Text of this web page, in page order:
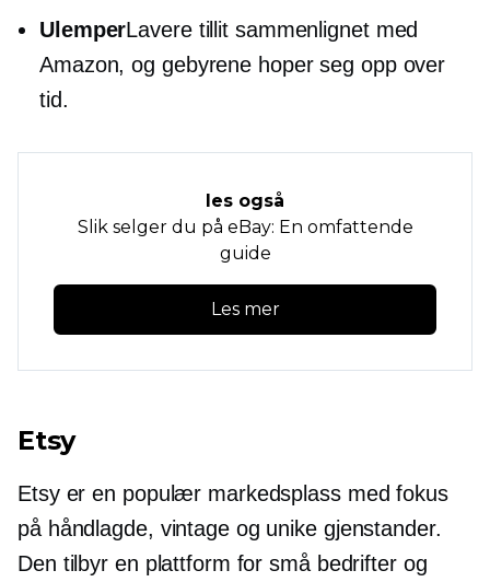
UlemperLavere tillit sammenlignet med
Amazon, og gebyrene hoper seg opp over
tid.
les også
Slik selger du på eBay: En omfattende
guide
Les mer
Etsy
Etsy er en populær markedsplass med fokus
på håndlagde, vintage og unike gjenstander.
Den tilbyr en plattform for små bedrifter og